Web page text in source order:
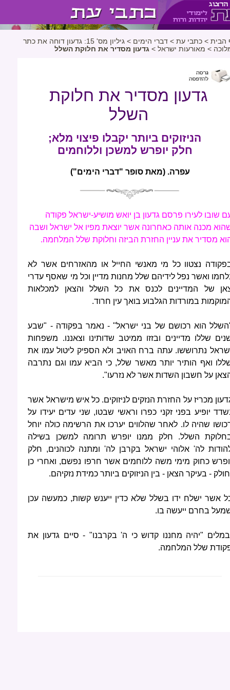
הבית > כתבי עת > דברי הימים >
גיליון מס' 15: גדעון דוחה את כתר
> מאורעות ישראל > גדעון מסדיר את חלוקת השלל
גדעון מסדיר את חלוקת
השלל
הניזוקים ביותר יקבלו פיצוי מלא;
חלק יופרש למשכן וללוחמים
עפרה. (מאת סופר "דברי הימים")
שובו לעירו פרסם גדעון בן יואש מושיע-ישראל פקודה
מכנה אותה כאחרונה אשר יוצאת מפיו אל ישראל ושבה
מסדיר את עניין החזרת הביזה וחלוקת שלל המלחמה.
נצטוו כל מי מאנשי החייל או מהאזרחים אשר לא
ואשר נפל לידיהם שלל מחנות מדיין וכל מי שאסף עדרי
של המדיינים לכנס את כל השלל והצאן למכלאות
במורדות הגלבוע בואך עין חרוד.
הוא רכושם של בני ישראל" - נאמר בפקודה - "שבע
שללו מדיינים ובזזו ממיטב שדותינו וצאננו. משפחות
נתרוששו. עתה ברח האויב ולא הספיק ליטול עמו את
ואף הותיר יותר מאשר שלל, כי הביא עמו וגם נתרבה
על חשבון השדות אשר לא נזרעו".
מכריז על החזרת הנזקים לניזוקים. כל איש מישראל אשר
יופיע בפני זקני כפרו וראשי שבטו, שני עדים יעידו על
שהיה לו. לאחר שהלווים יערכו את הרשימה כולה יוחל
השלל. חלק ממנו יופרש תרומה למשכן בשילה
לה' אלוהי ישראל בקרבן לה' ומתנה לכוהנים, חלק
כחוק מימי משה ללוחמים אשר חרפו נפשם, ואחרי כן
- בעיקר הצאן - בין הניזוקים ביותר כמידת נזקיהם.
אשר ישלח ידו בשלל שלא כדין ייענש קשות, כמעשה עכן
בחרם ייעשה בו.
"יהיה מחננו קדוש כי ה' בקרבנו" - סיים גדעון את
שלל המלחמה.